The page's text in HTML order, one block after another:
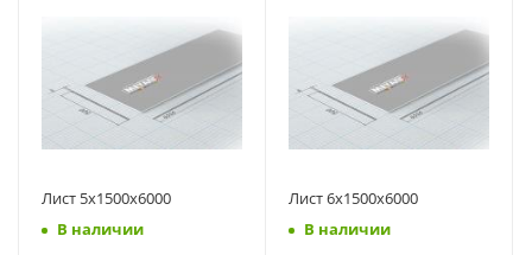
Лист 5х1500х6000
В наличии
Лист 6х1500х6000
В наличии